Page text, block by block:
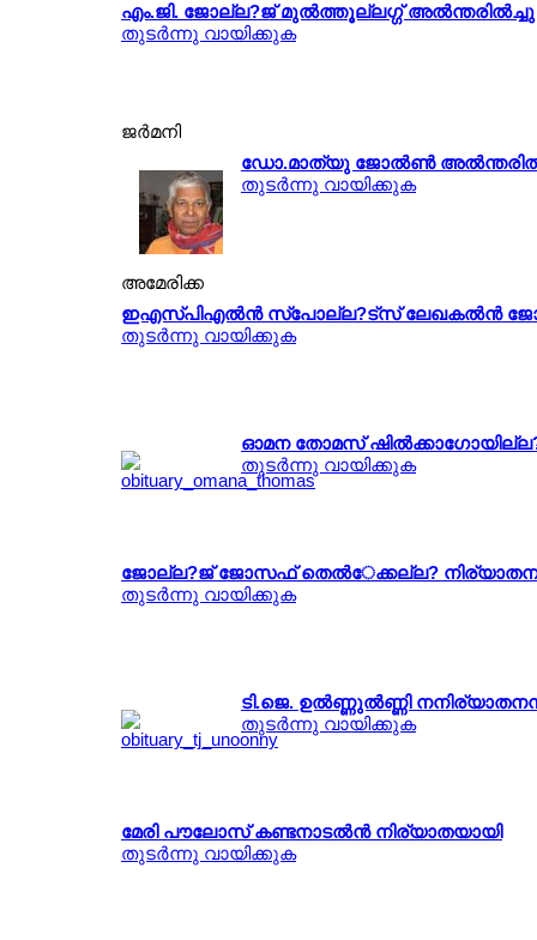
എം.ജി. ജോല്ല?ജ് മുല്‍ത്തൂല്ലഗ്ഗ് അല്‍ന്തരില്‍ച്ചു
തുടര്‍ന്നു വായിക്കുക
ജര്‍മനി
ഡോ.മാത്യു ജോല്‍ണ്‍
തുടര്‍ന്നു വായിക്കുക
അമേരിക്ക
ഇഎസ്പിഎല്‍ന്‍ സ്പോല്ല?ട്സ് ലേഖകല്‍ന്‍
തുടര്‍ന്നു വായിക്കുക
ഓമന തോമസ്
തുടര്‍ന്നു വായിക്കുക
ജോല്ല?ജ് ജോസഫ് തെല്‍േക്കല്ല?
തുടര്‍ന്നു വായിക്കുക
ടി.ജെ. ഉല്‍ണ്ണുല്‍ണ്ണി
തുടര്‍ന്നു വായിക്കുക
മേരി പൗലോസ് കണ്ടനാടല്‍ന്‍ നിര്യാതയായി
തുടര്‍ന്നു വായിക്കുക